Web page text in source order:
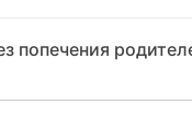
попечения